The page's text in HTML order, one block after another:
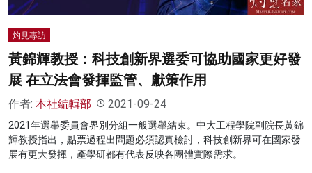
灼見專訪
黃錦輝教授：科技創新界選委可協助國家更好發
展 在立法會發揮監管、獻策作用
作者: 本社編輯部 2021-09-24
2021年選舉委員會界別分組一般選舉結束。中大工程學院副院長黃錦
輝教授指出，點票過程出問題必須認真檢討，科技創新界可在國家發
展有更大發揮，產學研都有代表反映各團體實際需求。